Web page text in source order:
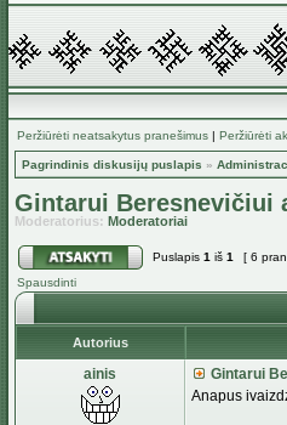
Peržiūrėti neatsakytus pranešimus | Peržiūrėti
Pagrindinis diskusijų puslapis »
Gintarui Beresnevičiui
Moderatorius: Moderatoriai
Puslapis 1 iš 1
[ 6
Spausdinti
Autorius
ainis
Gintarui
Anapus